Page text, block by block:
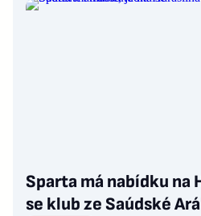
Sparta má nabídku na
se klub ze Saúdské